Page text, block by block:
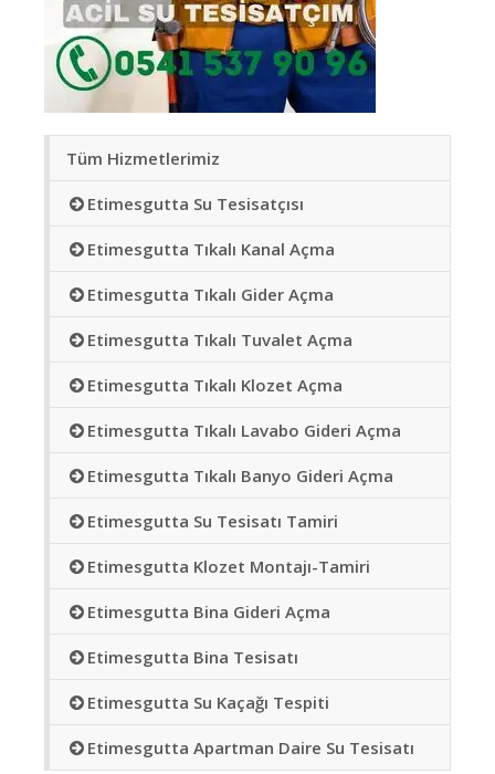
Tüm Hizmetlerimiz
Etimesgutta Su Tesisatçısı
Etimesgutta Tıkalı Kanal Açma
Etimesgutta Tıkalı Gider Açma
Etimesgutta Tıkalı Tuvalet Açma
Etimesgutta Tıkalı Klozet Açma
Etimesgutta Tıkalı Lavabo Gideri Açma
Etimesgutta Tıkalı Banyo Gideri Açma
Etimesgutta Su Tesisatı Tamiri
Etimesgutta Klozet Montajı-Tamiri
Etimesgutta Bina Gideri Açma
Etimesgutta Bina Tesisatı
Etimesgutta Su Kaçağı Tespiti
Etimesgutta Apartman Daire Su Tesisatı